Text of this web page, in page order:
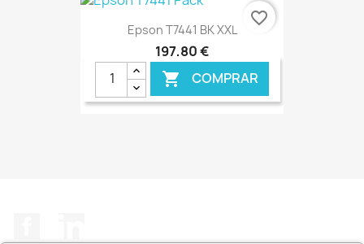
€ ONLINE
Epson T7441 BK XXL
197,80 €
 COMPRAR
favorite_border